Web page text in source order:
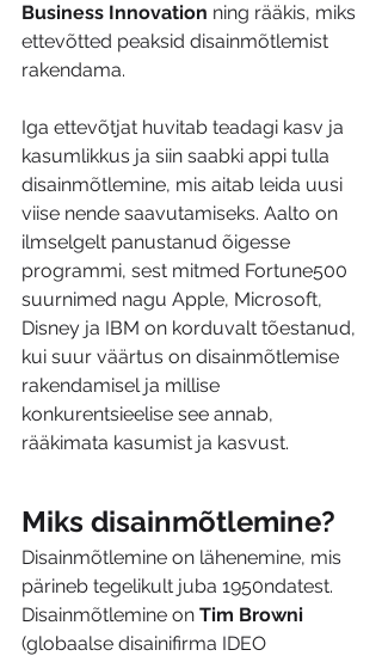
Business Innovation ning rääkis, miks
ettevõtted peaksid disainmõtlemist
rakendama.
Iga ettevõtjat huvitab teadagi kasv ja
kasumlikkus ja siin saabki appi tulla
disainmõtlemine, mis aitab leida uusi
viise nende saavutamiseks. Aalto on
ilmselgelt panustanud õigesse
programmi, sest mitmed Fortune500
suurnimed nagu Apple, Microsoft,
Disney ja IBM on korduvalt tõestanud,
kui suur väärtus on disainmõtlemise
rakendamisel ja millise
konkurentsieelise see annab,
rääkimata kasumist ja kasvust.
Miks disainmõtlemine?
Disainmõtlemine on lähenemine, mis
pärineb tegelikult juba 1950ndatest.
Disainmõtlemine on Tim Browni
(globaalse disainifirma IDEO